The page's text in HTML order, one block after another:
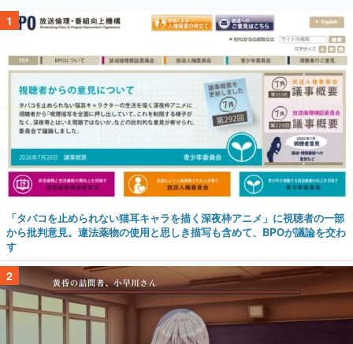
1
「タバコを止められない猫耳キャラを描く深夜枠アニメ」に視聴者の一部
から批判意見。違法薬物の使用と思しき描写も含めて、BPOが議論を交わ
す
2